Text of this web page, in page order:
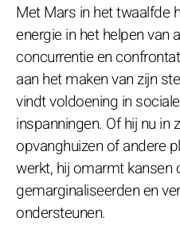
Met Mars in het twaalfde
energie in het helpen van
concurrentie en
aan het maken van zijn
vindt voldoening in
inspanningen. Of hij nu in
opvanghuizen of andere
werkt, hij omarmt kansen
gemarginaliseerden en
ondersteunen.